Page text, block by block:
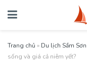
Trang chủ » Du lịch Sầm Sơn
sống và giá cả niêm yết?